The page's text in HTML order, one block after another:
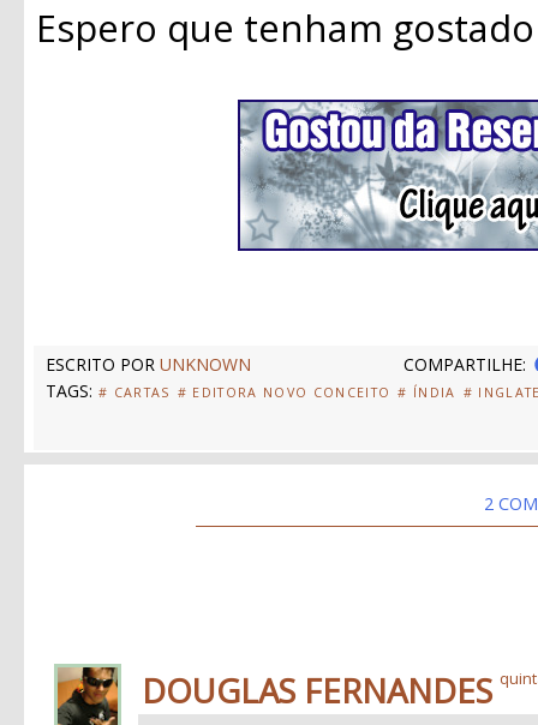
Espero que tenham
ESCRITO POR UNKNOWN
COMPARTILHE:
TAGS: # CARTAS # EDITORA NOVO CONCEITO # ÍNDIA #
2
DOUGLAS FERNANDES